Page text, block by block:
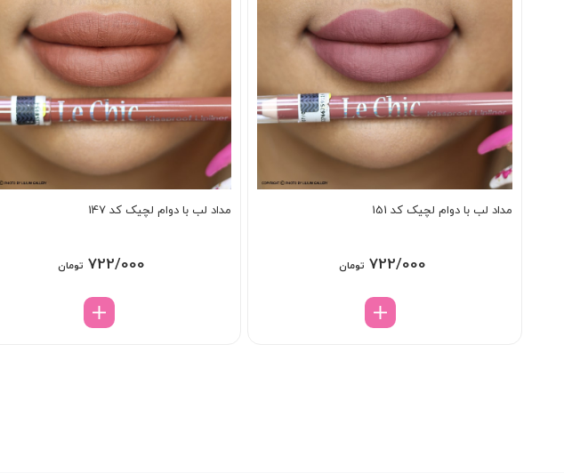
مداد لب با دوام لچیک کد 151
722/000 تومان
مداد لب با دوام لچیک کد 147
722/000 تومان